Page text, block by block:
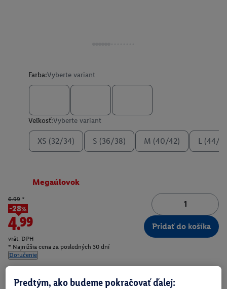
Farba:Vyberte variant
Veľkosť:Vyberte variant
XS (32/34) S (36/38) M (40/42) L (44/
Megaúlovok
6.99 *
-28%
4.99
vrát. DPH
* Najnižšia cena za posledných 30 dní
Doručenie
Pridať do košíka
Predtým, ako budeme pokračovať ďalej: